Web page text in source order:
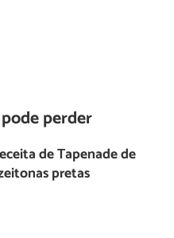
perder
de Tapenade de
pretas